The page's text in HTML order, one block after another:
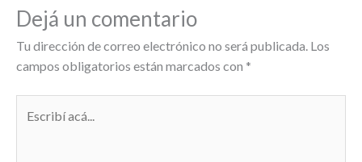
Dejá un comentario
Tu dirección de correo electrónico no será publicada. Los
campos obligatorios están marcados con *
acá...